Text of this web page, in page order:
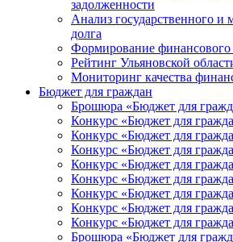
задолженности
Анализ государственного и
долга
Формирование финансового
Рейтинг Ульяновской
Мониторинг качества
Бюджет для граждан
Брошюра «Бюджет для
Конкурс «Бюджет для
Конкурс «Бюджет для
Конкурс «Бюджет для
Конкурс «Бюджет для
Конкурс «Бюджет для
Конкурс «Бюджет для
Конкурс «Бюджет для
Конкурс «Бюджет для
Брошюра «Бюджет для